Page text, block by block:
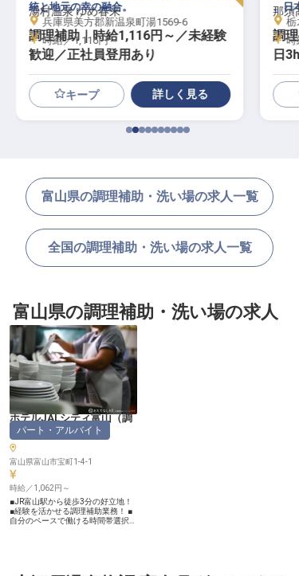
湯村温泉 ゆめ春来
調理補助｜時給1,116円～／未経験
歓迎／正社員登用あり
統と地元の幸の融合。
兵庫県美方郡新温泉町湯1569-6
時給／1,116円～
キープ 詳しく見る
那須
調
日
入浴
、日
栃
時
富山県の調理補助・洗い場の求人一覧
全国の調理補助・洗い場の求人一覧
富山県の調理補助・洗い場の求人
ホテルJALシティ富山（調
理補助・洗い場）
パート・アルバイト
富山県富山市宝町1-4-1
時給／1,062円～
■JR富山駅から徒歩3分の好立地！
■経験を活かせる調理補助業務！ ■
自分のペースで働ける時間帯選択